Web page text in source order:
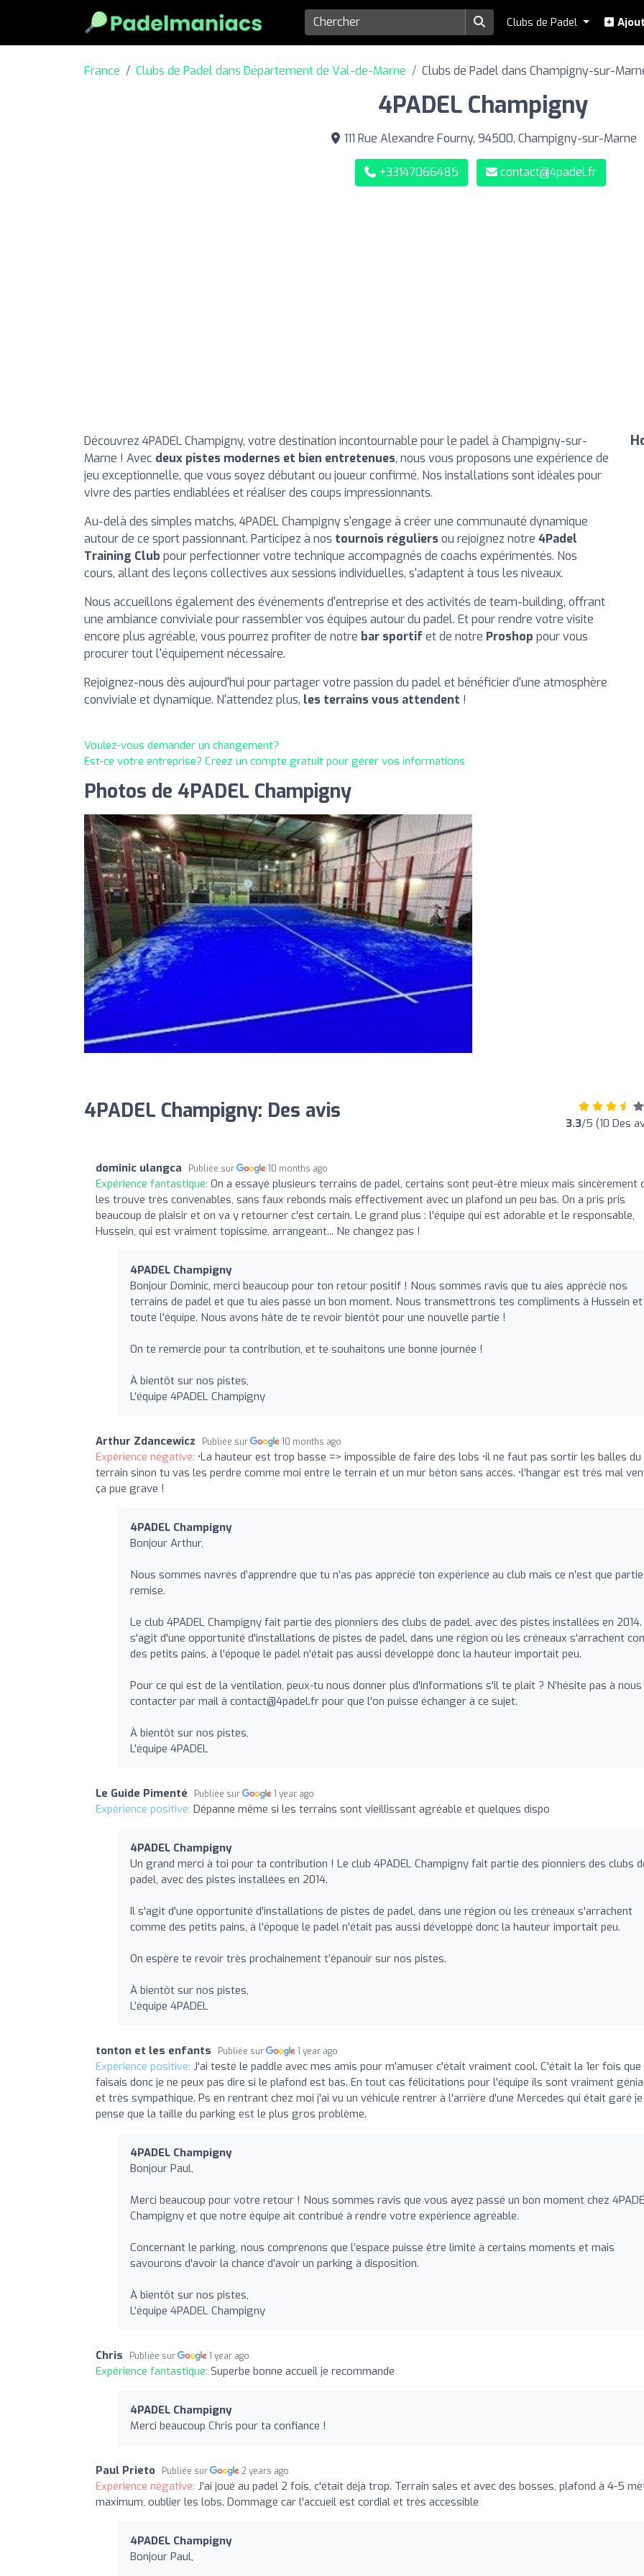
Clubs de Padel
France Clubs de Padel dans Département de Val-de-Marne Clubs de Padel dans Champigny-sur-
4PADEL Champigny
111 Rue Alexandre Fourny, 94500, Champigny-sur-Marne
+33147066485 contact@4padel.fr
Découvrez 4PADEL Champigny, votre destination incontournable pour le padel à Champigny-sur-
Marne ! Avec deux pistes modernes et bien entretenues, nous vous proposons une expérience de
jeu exceptionnelle, que vous soyez débutant ou joueur confirmé. Nos installations sont idéales pour
vivre des parties endiablées et réaliser des coups impressionnants.
Au-delà des simples matchs, 4PADEL Champigny s'engage à créer une communauté dynamique
autour de ce sport passionnant. Participez à nos tournois réguliers ou rejoignez notre 4Padel
Training Club pour perfectionner votre technique accompagnés de coachs expérimentés. Nos
cours, allant des leçons collectives aux sessions individuelles, s'adaptent à tous les niveaux.
Nous accueillons également des événements d'entreprise et des activités de team-building, offrant
une ambiance conviviale pour rassembler vos équipes autour du padel. Et pour rendre votre visite
encore plus agréable, vous pourrez profiter de notre bar sportif et de notre Proshop pour vous
procurer tout l'équipement nécessaire.
Rejoignez-nous dès aujourd'hui pour partager votre passion du padel et bénéficier d'une atmosphère
conviviale et dynamique. N'attendez plus, les terrains vous attendent !
Voulez-vous demander un changement?
Est-ce votre entreprise? Créez un compte gratuit pour gérer vos informations
Photos de 4PADEL Champigny
4PADEL Champigny: Des avis 3.3/5 (10 Des
dominic ulangca Publiée sur 10 months ago
Expérience fantastique: On a essayé plusieurs terrains de padel, certains sont peut-être mieux mais sincèrement
les trouve très convenables, sans faux rebonds mais effectivement avec un plafond un peu bas. On a pris pris
beaucoup de plaisir et on va y retourner c'est certain. Le grand plus : l'équipe qui est adorable et le responsable,
Hussein, qui est vraiment topissime, arrangeant... Ne changez pas !
4PADEL Champigny
Bonjour Dominic, merci beaucoup pour ton retour positif ! Nous sommes ravis que tu aies apprécié nos
terrains de padel et que tu aies passé un bon moment. Nous transmettrons tes compliments à Hussein et
toute l'équipe. Nous avons hâte de te revoir bientôt pour une nouvelle partie !
On te remercie pour ta contribution, et te souhaitons une bonne journée !
À bientôt sur nos pistes,
L’équipe 4PADEL Champigny
Arthur Zdancewicz Publiée sur 10 months ago
Expérience négative: •La hauteur est trop basse => impossible de faire des lobs •il ne faut pas sortir les balles du
terrain sinon tu vas les perdre comme moi entre le terrain et un mur béton sans accès. •l’hangar est très mal
ça pue grave !
4PADEL Champigny
Bonjour Arthur,
Nous sommes navrés d’apprendre que tu n’as pas apprécié ton expérience au club mais ce n’est que partie
remise.
Le club 4PADEL Champigny fait partie des pionniers des clubs de padel, avec des pistes installées en 2014.
s'agit d'une opportunité d'installations de pistes de padel, dans une région où les créneaux s'arrachent
des petits pains, à l'époque le padel n'était pas aussi développé donc la hauteur importait peu.
Pour ce qui est de la ventilation, peux-tu nous donner plus d'informations s'il te plait ? N’hésite pas à nous
contacter par mail à contact@4padel.fr pour que l’on puisse échanger à ce sujet.
À bientôt sur nos pistes,
L’équipe 4PADEL
Le Guide Pimenté Publiée sur 1 year ago
Expérience positive: Dépanne même si les terrains sont vieillissant agréable et quelques dispo
4PADEL Champigny
Un grand merci à toi pour ta contribution ! Le club 4PADEL Champigny fait partie des pionniers des clubs
padel, avec des pistes installées en 2014.
Il s'agit d'une opportunité d'installations de pistes de padel, dans une région où les créneaux s'arrachent
comme des petits pains, à l'époque le padel n'était pas aussi développé donc la hauteur importait peu.
On espère te revoir très prochainement t’épanouir sur nos pistes.
À bientôt sur nos pistes,
L’équipe 4PADEL
tonton et les enfants Publiée sur 1 year ago
Expérience positive: J'ai testé le paddle avec mes amis pour m'amuser c'était vraiment cool. C'était la 1er fois que
faisais donc je ne peux pas dire si le plafond est bas. En tout cas félicitations pour l'équipe ils sont vraiment
et très sympathique. Ps en rentrant chez moi j'ai vu un véhicule rentrer à l'arrière d'une Mercedes qui était garé je
pense que la taille du parking est le plus gros problème.
4PADEL Champigny
Bonjour Paul,
Merci beaucoup pour votre retour ! Nous sommes ravis que vous ayez passé un bon moment chez
Champigny et que notre équipe ait contribué à rendre votre expérience agréable.
Concernant le parking, nous comprenons que l’espace puisse être limité à certains moments et mais
savourons d'avoir la chance d'avoir un parking à disposition.
À bientôt sur nos pistes,
L’équipe 4PADEL Champigny
Chris Publiée sur 1 year ago
Expérience fantastique: Superbe bonne accueil je recommande
4PADEL Champigny
Merci beaucoup Chris pour ta confiance !
Paul Prieto Publiée sur 2 years ago
Expérience négative: J'ai joué au padel 2 fois, c'était déjà trop. Terrain sales et avec des bosses, plafond à 4-5
maximum, oublier les lobs. Dommage car l'accueil est cordial et très accessible
4PADEL Champigny
Bonjour Paul,